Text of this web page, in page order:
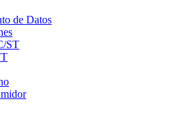
de Datos
in
ST
new
window
in
Opens